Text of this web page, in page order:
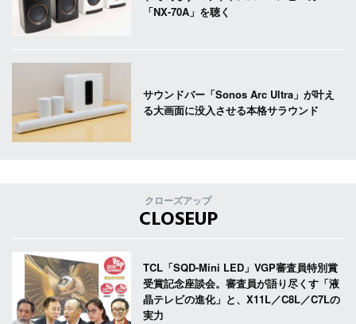
「NX-70A」を聴く
サウンドバー「Sonos Arc Ultra」が叶え
る大画面に没入させる本格サラウンド
クローズアップ
CLOSEUP
TCL「SQD-Mini LED」VGP審査員特別賞
受賞記念座談会。審査員が語り尽くす「液
晶テレビの進化」と、X11L／C8L／C7Lの
実力